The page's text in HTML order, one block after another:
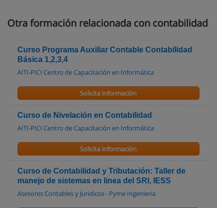
Otra formación relacionada con contabilidad
Curso Programa Auxiliar Contable Contabilidad
Básica 1,2,3,4
AITI-PICI Centro de Capacitación en Informática
Solicita información
Curso de Nivelación en Contabilidad
AITI-PICI Centro de Capacitación en Informática
Solicita información
Curso de Contabilidad y Tributación: Taller de
manejo de sistemas en linea del SRI, IESS
Asesores Contables y Juridicos - Pyme Ingenieria